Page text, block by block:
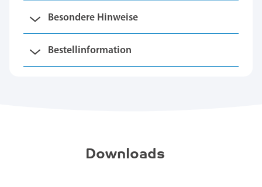
Besondere Hinweise
Bestellinformation
Downloads